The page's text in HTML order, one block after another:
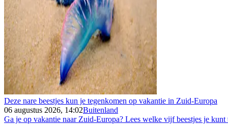
Deze nare beestjes kun je tegenkomen op vakantie in Zuid-Europa
06 augustus 2026, 14:02Buitenland
Ga je op vakantie naar Zuid-Europa? Lees welke vijf beestjes je kunt